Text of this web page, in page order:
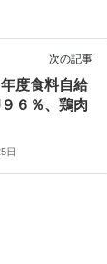
次の記事
度食料自給
６％、鶏肉
日